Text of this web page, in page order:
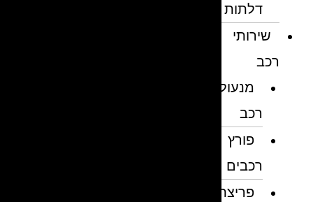
דלתות
שירותי
מנעולן
פורץ
רכבים
פריצת